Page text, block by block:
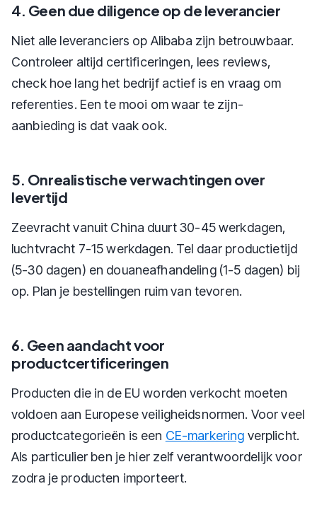
4. Geen due diligence op de leverancier
Niet alle leveranciers op Alibaba zijn betrouwbaar.
Controleer altijd certificeringen, lees reviews,
check hoe lang het bedrijf actief is en vraag om
referenties. Een te mooi om waar te zijn-
aanbieding is dat vaak ook.
5. Onrealistische verwachtingen over
levertijd
Zeevracht vanuit China duurt 30-45 werkdagen,
luchtvracht 7-15 werkdagen. Tel daar productietijd
(5-30 dagen) en douaneafhandeling (1-5 dagen) bij
op. Plan je bestellingen ruim van tevoren.
6. Geen aandacht voor
productcertificeringen
Producten die in de EU worden verkocht moeten
voldoen aan Europese veiligheidsnormen. Voor veel
productcategorieën is een CE-markering verplicht.
Als particulier ben je hier zelf verantwoordelijk voor
zodra je producten importeert.